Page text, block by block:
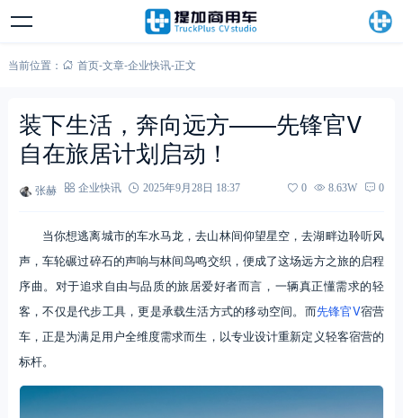
当前位置： 首页-文章-企业快讯-正文
装下生活，奔向远方——先锋官V
自在旅居计划启动！
张赫 企业快讯 2025年9月28日 18:37 0 8.63W 0
当你想逃离城市的车水马龙，去山林间仰望星空，去湖畔边聆听风
声，车轮碾过碎石的声响与林间鸟鸣交织，便成了这场远方之旅的启程
序曲。对于追求自由与品质的旅居爱好者而言，一辆真正懂需求的轻
客，不仅是代步工具，更是承载生活方式的移动空间。而先锋官V宿营
车，正是为满足用户全维度需求而生，以专业设计重新定义轻客宿营的
标杆。